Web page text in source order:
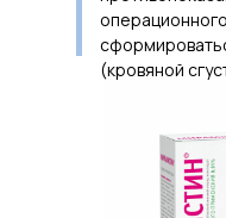
(кровяной